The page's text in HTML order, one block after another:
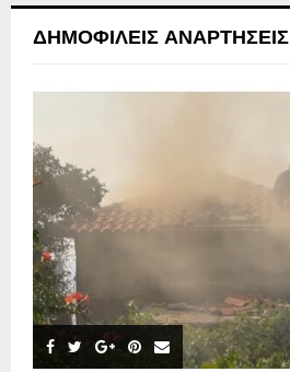
ΔΗΜΟΦΙΛΕΊΣ ΑΝΑΡΤΉΣΕΙΣ